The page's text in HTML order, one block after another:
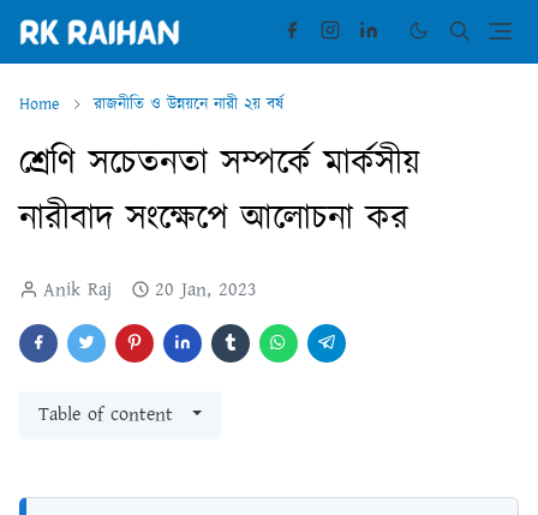
Home রাজনীতি ও উন্নয়নে নারী ২য় বর্ষ
শ্রেণি সচেতনতা সম্পর্কে মার্কসীয়
নারীবাদ সংক্ষেপে আলোচনা কর
Anik Raj 20 Jan, 2023
Table of content